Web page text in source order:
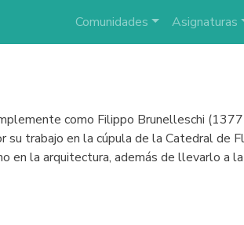
Comunidades Asignaturas
como Filippo Brunelleschi
trabajo en la cúpula de la Catedral de
la arquitectura, además de llevarlo a